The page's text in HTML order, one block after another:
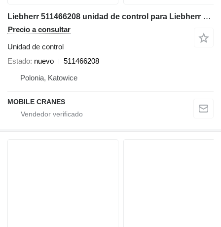
Liebherr 511466208 unidad de control para Liebherr LTM 1025 grúa móvil
Precio a consultar
Unidad de control
Estado nuevo
511466208
Polonia, Katowice
MOBILE CRANES